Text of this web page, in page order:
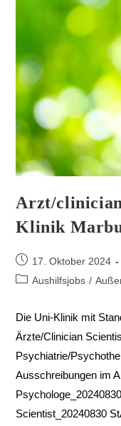
Arzt/
Klinik
17. Oktober 2024
Aushilfsjobs /
Die Uni-Klinik mit
Ärzte/Clinician
Psychiatrie/
Ausschreibungen im
Scientist_20240830